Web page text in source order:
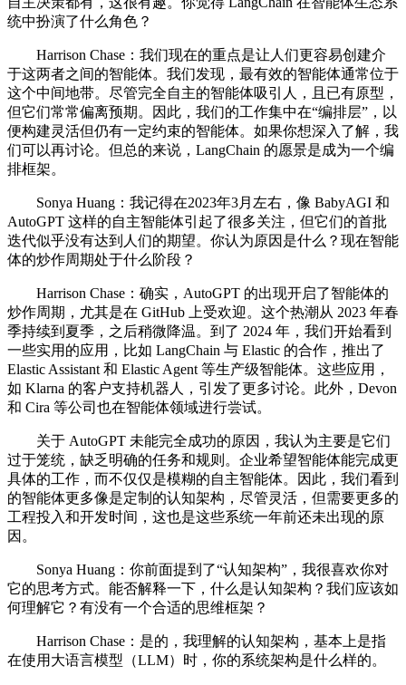
统中扮演了什么角色？
Harrison Chase：我们现在的重点是让人们更容易创建介
于这两者之间的智能体。我们发现，最有效的智能体通常位于
这个中间地带。尽管完全自主的智能体吸引人，且已有原型，
但它们常常偏离预期。因此，我们的工作集中在“编排层”，以
便构建灵活但仍有一定约束的智能体。如果你想深入了解，我
们可以再讨论。但总的来说，LangChain 的愿景是成为一个编
排框架。
Sonya Huang：我记得在2023年3月左右，像 BabyAGI 和
AutoGPT 这样的自主智能体引起了很多关注，但它们的首批
迭代似乎没有达到人们的期望。你认为原因是什么？现在智能
体的炒作周期处于什么阶段？
Harrison Chase：确实，AutoGPT 的出现开启了智能体的
炒作周期，尤其是在 GitHub 上受欢迎。这个热潮从 2023 年春
季持续到夏季，之后稍微降温。到了 2024 年，我们开始看到
一些实用的应用，比如 LangChain 与 Elastic 的合作，推出了
Elastic Assistant 和 Elastic Agent 等生产级智能体。这些应用，
如 Klarna 的客户支持机器人，引发了更多讨论。此外，Devon
和 Cira 等公司也在智能体领域进行尝试。
关于 AutoGPT 未能完全成功的原因，我认为主要是它们
过于笼统，缺乏明确的任务和规则。企业希望智能体能完成更
具体的工作，而不仅仅是模糊的自主智能体。因此，我们看到
的智能体更多像是定制的认知架构，尽管灵活，但需要更多的
工程投入和开发时间，这也是这些系统一年前还未出现的原
因。
Sonya Huang：你前面提到了“认知架构”，我很喜欢你对
它的思考方式。能否解释一下，什么是认知架构？我们应该如
何理解它？有没有一个合适的思维框架？
Harrison Chase：是的，我理解的认知架构，基本上是指
在使用大语言模型（LLM）时，你的系统架构是什么样的。